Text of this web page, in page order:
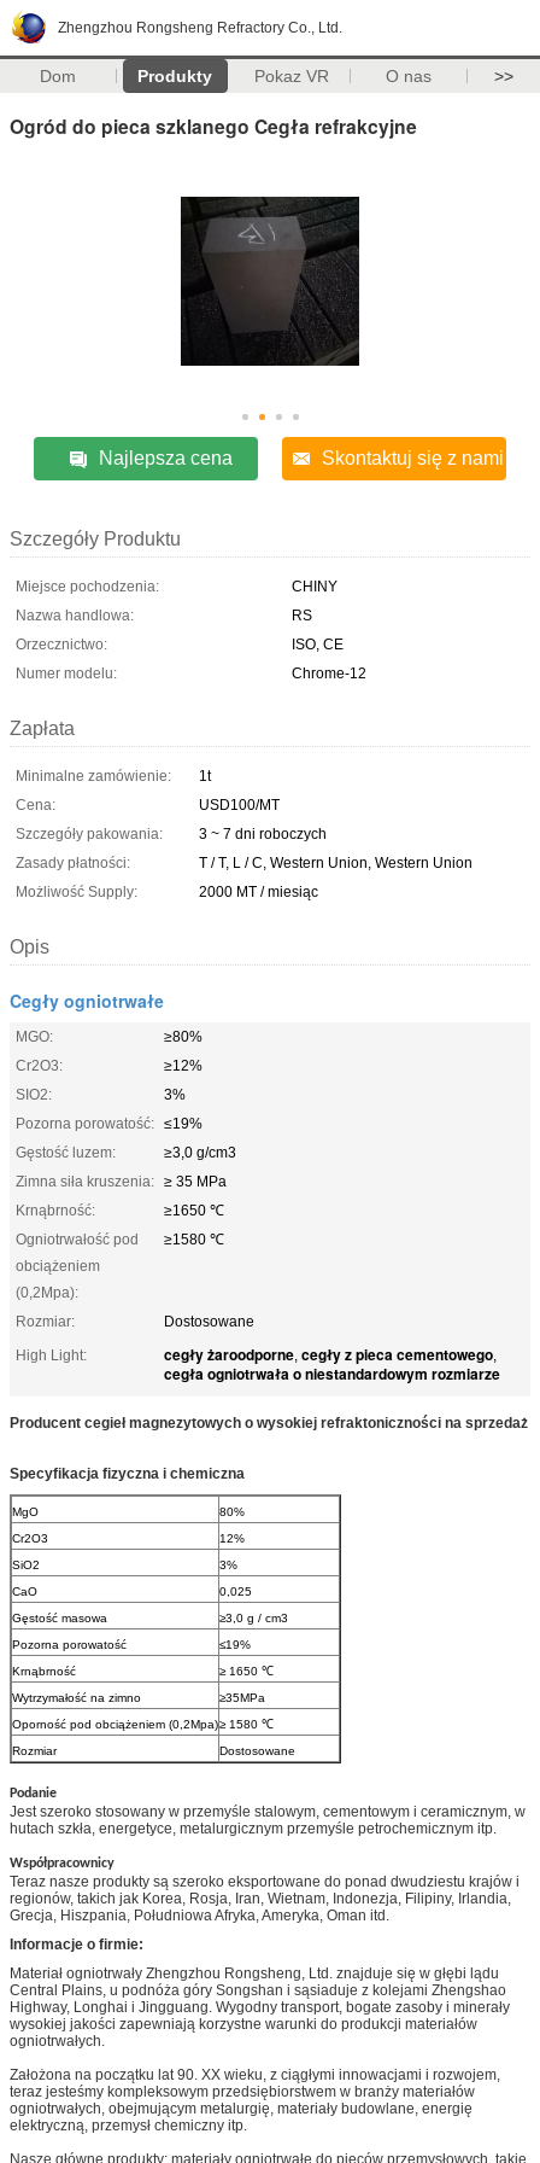
Zhengzhou Rongsheng Refractory Co., Ltd.
Dom Produkty Pokaz VR O nas >>
Ogród do pieca szklanego Cegła refrakcyjne
Najlepsza cena Skontaktuj się z nami
Szczegóły Produktu
Miejsce pochodzenia:
CHINY
Nazwa handlowa:
RS
Orzecznictwo:
ISO, CE
Numer modelu:
Chrome-12
Zapłata
Minimalne zamówienie:
1t
Cena:
USD100/MT
Szczegóły pakowania:
3 ~ 7 dni roboczych
Zasady płatności:
T / T, L / C, Western Union, Western Union
Możliwość Supply:
2000 MT / miesiąc
Opis
Cegły ogniotrwałe
MGO:
≥80%
Cr2O3:
≥12%
SIO2:
3%
Pozorna porowatość: ≤19%
Gęstość luzem:
≥3,0 g/cm3
Zimna siła kruszenia: ≥ 35 MPa
Krnąbrność:
≥1650 ℃
Ogniotrwałość pod
obciążeniem
(0,2Mpa):
≥1580 ℃
Rozmiar:
Dostosowane
High Light:
cegły żaroodporne, cegły z pieca cementowego,
cegła ogniotrwała o niestandardowym rozmiarze
Producent cegieł magnezytowych o wysokiej refraktoniczności na sprzedaż
Specyfikacja fizyczna i chemiczna
MgO
80%
Cr2O3
12%
SiO2
3%
CaO
0,025
Gęstość masowa
≥3,0 g / cm3
Pozorna porowatość
≤19%
Krnąbrność
≥ 1650 ℃
Wytrzymałość na zimno
≥35MPa
Oporność pod obciążeniem (0,2Mpa)≥ 1580 ℃
Rozmiar
Dostosowane
Podanie
Jest szeroko stosowany w przemyśle stalowym, cementowym i ceramicznym, w
hutach szkła, energetyce, metalurgicznym przemyśle petrochemicznym itp.
Współpracownicy
Teraz nasze produkty są szeroko eksportowane do ponad dwudziestu krajów i
regionów, takich jak Korea, Rosja, Iran, Wietnam, Indonezja, Filipiny, Irlandia,
Grecja, Hiszpania, Południowa Afryka, Ameryka, Oman itd.
Informacje o firmie:
Materiał ogniotrwały Zhengzhou Rongsheng, Ltd. znajduje się w głębi lądu
Central Plains, u podnóża góry Songshan i sąsiaduje z kolejami Zhengshao
Highway, Longhai i Jingguang. Wygodny transport, bogate zasoby i minerały
wysokiej jakości zapewniają korzystne warunki do produkcji materiałów
ogniotrwałych.
Założona na początku lat 90. XX wieku, z ciągłymi innowacjami i rozwojem,
teraz jesteśmy kompleksowym przedsiębiorstwem w branży materiałów
ogniotrwałych, obejmującym metalurgię, materiały budowlane, energię
elektryczną, przemysł chemiczny itp.
Nasze główne produkty: materiały ogniotrwałe do pieców przemysłowych, takie